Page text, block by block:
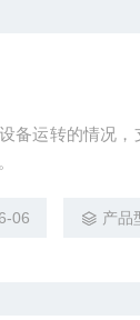
备运转的情况
06 产品